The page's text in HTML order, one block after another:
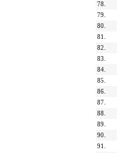
78.
79.
80.
81.
82.
83.
84.
85.
86.
87.
88.
89.
90.
91.